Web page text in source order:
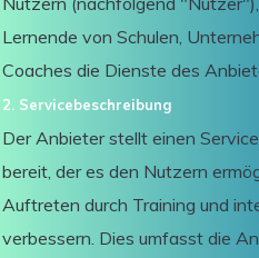
Lernende von Schulen,
Coaches die Dienste des
2. Servicebeschreibung
Der Anbieter stellt einen
bereit, der es den Nutzern
Auftreten durch Training und
verbessern. Dies umfasst die